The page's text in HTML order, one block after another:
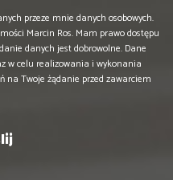
przeze mnie danych osobowych.
Marcin Ros. Mam prawo dostępu
danych jest dobrowolne. Dane
w celu realizowania i wykonania
na Twoje żądanie przed zawarciem